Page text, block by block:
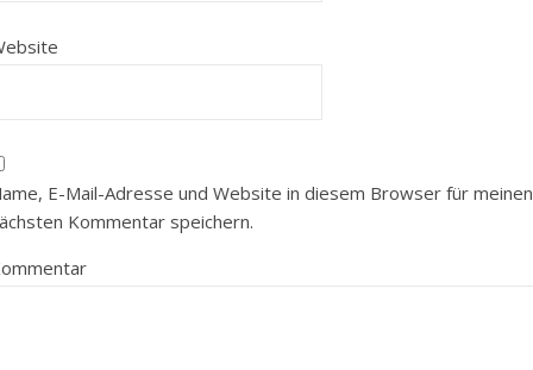
E-Mail-Adresse und Website in diesem Browser für meinen
Kommentar speichern.